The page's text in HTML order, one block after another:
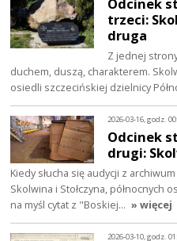
trzeci:
druga
Z jednej
duchem, duszą, charakterem.
osiedli szczecińskiej dzielnicy
2026-03-16, godz.
Odcinek
drugi:
Kiedy słucha się audycji z
Skolwina i Stołczyna, północnych
na myśl cytat z "Boskiej… » więcej
2026-03-10, godz.